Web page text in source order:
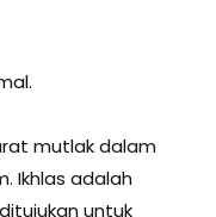
mutlak dalam
Ikhlas adalah
untuk